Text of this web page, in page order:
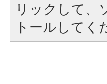
リックして、
トールしてく